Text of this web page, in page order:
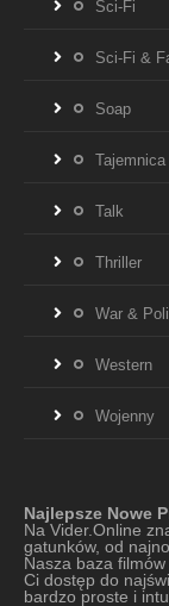
Sci-Fi
Sci-Fi &
Soap
Tajemnica
Talk
Thriller
War &
Western
Wojenny
Najlepsze Nowe
Na Vider.Online
gatunków, od
Nasza baza
Ci dostęp do
bardzo proste i